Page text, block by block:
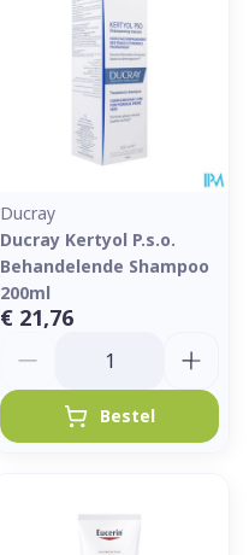
Ducray
Ducray Kertyol P.s.o.
Behandelende Shampoo
200ml
€ 21,76
Bestel